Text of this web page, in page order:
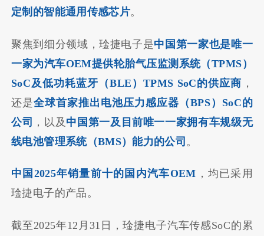
定制的智能通用传感芯片。
聚焦到细分领域，琻捷电子是中国第一家也是唯一
一家为汽车OEM提供轮胎气压监测系统（TPMS）
SoC及低功耗蓝牙（BLE）TPMS SoC的供应商 ，
还是全球首家推出电池压力感应器（BPS）SoC的
公司 ，以及 中国第一及目前唯一一家拥有车规级无
线电池管理系统（BMS）能力的公司 。
中国2025年销量前十的国内汽车OEM ，均已采用
琻捷电子的产品。
截至2025年12月31日，琻捷电子汽车传感SoC的累